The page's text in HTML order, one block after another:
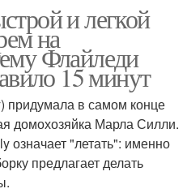
и легкой
на
Флайледи
15 минут
придумала в самом конце
домохозяйка Марла Силли.
означает "летать": именно
предлагает делать